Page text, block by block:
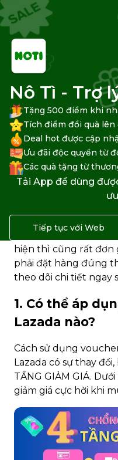
Trang chủ
Săn voucher Lazada
Cách sử
Lazada trong
Trong bài viết này,
hàng. Nhờ vậy bạn
khi mua hàng trên
hiện thì cũng rất đơn
phải đặt hàng đúng
theo dõi chi tiết ngay
1. Có thể áp
Lazada nào?
Cách sử dụng
Lazada có sự thay
TẦNG GIẢM GIÁ.
giảm giá cực hời khi
Nô Tì - Trợ
Tặng 500 điểm khi
Tích điểm đổi quà lên
Deal hot được cập
Ưu đãi độc quyền từ
Các quà tặng từ
Tải App để dùng
Tiếp tục với Web